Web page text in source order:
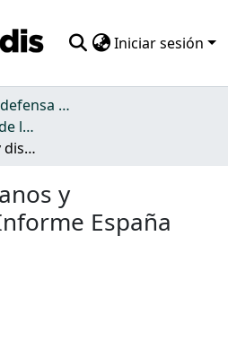
Iniciar sesión
10. Ciudadanía: defensa de los derechos y discriminación
Ciudadanía: defensa de los derechos y discriminación
Derechos humanos y discapacidad. Informe España 2019
y
España